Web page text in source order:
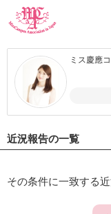
ミス慶應
近況報告の一覧
その条件に一致する